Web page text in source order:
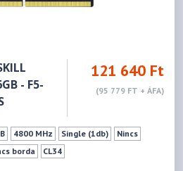
- F5-
121 640 Ft
(95 779 FT + ÁFA)
4800 MHz Single (1db)
Nincs
borda
CL34